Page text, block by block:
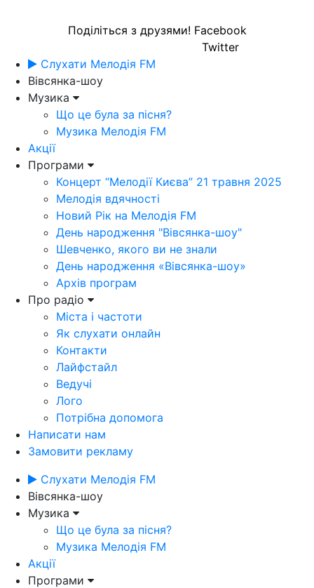
Поділіться з друзями! Facebook
Twitter
Слухати Мелодія FM
Вівсянка-шоу
Музика
Що це була за пісня?
Музика Мелодія FM
Акції
Програми
Концерт “Мелодії Києва” 21 травня 2025
Мелодія вдячності
Новий Рік на Мелодія FM
День народження "Вівсянка-шоу"
Шевченко, якого ви не знали
День народження «Вівсянка-шоу»
Архів програм
Про радіо
Міста і частоти
Як слухати онлайн
Контакти
Лайфстайл
Ведучі
Лого
Потрібна допомога
Написати нам
Замовити рекламу
Слухати Мелодія FM
Вівсянка-шоу
Музика
Що це була за пісня?
Музика Мелодія FM
Акції
Програми